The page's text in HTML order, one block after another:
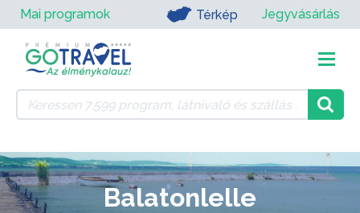
Mai programok Térkép Jegyvásárlás
Balatonlelle